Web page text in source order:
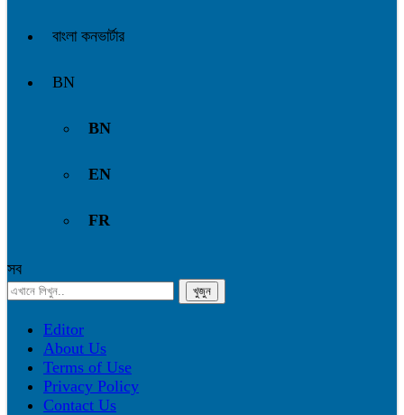
বাংলা কনভার্টার
BN
BN
EN
FR
সব
Editor
About Us
Terms of Use
Privacy Policy
Contact Us